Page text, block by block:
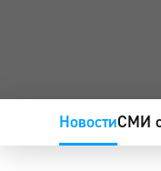
НовостиСМИ